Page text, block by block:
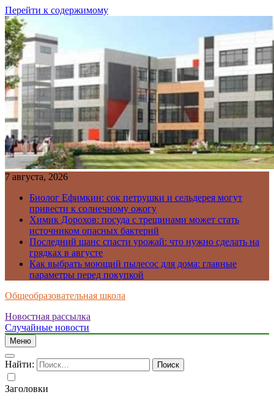
Перейти к содержимому
7 августа, 2026
Биолог Ефимкин: сок петрушки и сельдерея могут
привести к солнечному ожогу
Химик Дорохов: посуда с трещинами может стать
источником опасных бактерий
Последний шанс спасти урожай: что нужно сделать на
грядках в августе
Как выбрать моющий пылесос для дома: главные
параметры перед покупкой
Общеобразовательная школа
Новостная рассылка
Случайные новости
Меню
Найти:
Заголовки